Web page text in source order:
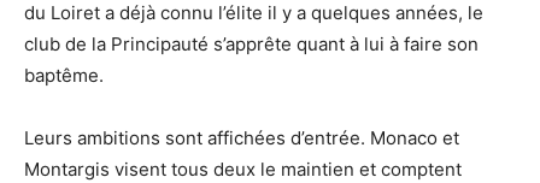
du Loiret a déjà connu l’élite il y a quelques années, le
club de la Principauté s’apprête quant à lui à faire son
baptême.
Leurs ambitions sont affichées d’entrée. Monaco et
Montargis visent tous deux le maintien et comptent